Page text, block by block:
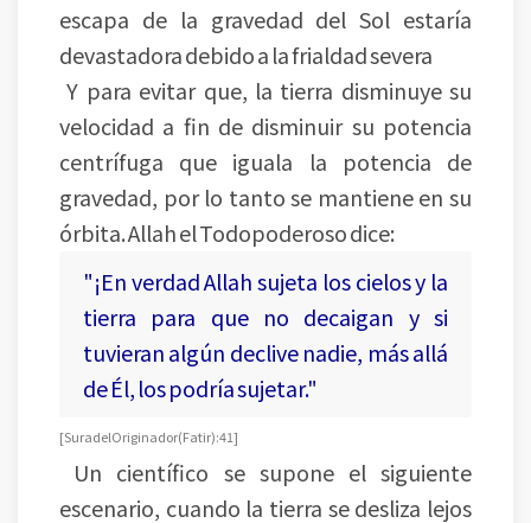
escapa de la gravedad del Sol estaría
devastadora debido a la frialdad severa
Y para evitar que, la tierra disminuye su
velocidad a fin de disminuir su potencia
centrífuga que iguala la potencia de
gravedad, por lo tanto se mantiene en su
órbita. Allah el Todopoderoso dice:
"¡En verdad Allah sujeta los cielos y la
tierra para que no decaigan y si
tuvieran algún declive nadie, más allá
de Él, los podría sujetar."
[Sura del Originador (Fatir):41]
Un científico se supone el siguiente
escenario, cuando la tierra se desliza lejos